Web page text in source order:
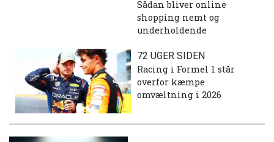
Sådan bliver online
shopping nemt og
underholdende
72 UGER SIDEN
Racing i Formel 1 står
overfor kæmpe
omvæltning i 2026